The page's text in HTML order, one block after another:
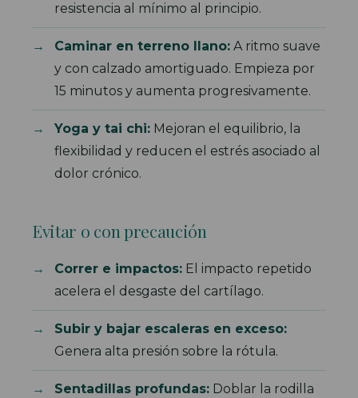
resistencia al mínimo al principio.
Caminar en terreno llano: A ritmo suave
y con calzado amortiguado. Empieza por
15 minutos y aumenta progresivamente.
Yoga y tai chi: Mejoran el equilibrio, la
flexibilidad y reducen el estrés asociado al
dolor crónico.
Evitar o con precaución
Correr e impactos: El impacto repetido
acelera el desgaste del cartílago.
Subir y bajar escaleras en exceso:
Genera alta presión sobre la rótula.
Sentadillas profundas: Doblar la rodilla